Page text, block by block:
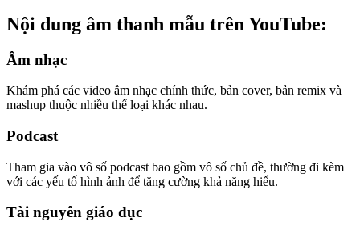
Nội dung âm thanh mẫu trên YouTube:
Âm nhạc
Khám phá các video âm nhạc chính thức, bản cover, bản remix và
mashup thuộc nhiều thể loại khác nhau.
Podcast
Tham gia vào vô số podcast bao gồm vô số chủ đề, thường đi kèm
với các yếu tố hình ảnh để tăng cường khả năng hiểu.
Tài nguyên giáo dục